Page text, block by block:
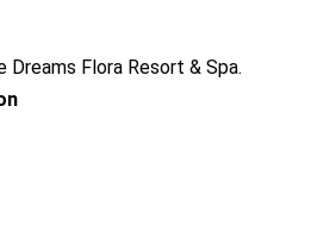
Dreams Flora Resort & Spa.